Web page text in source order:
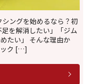
シングを始めるなら？初
を解消したい」「ジム
たい」 そんな理由か
ック […]